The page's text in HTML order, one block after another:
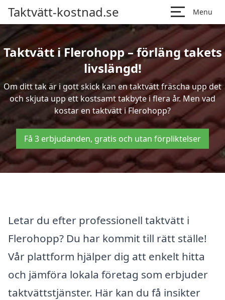
Taktvätt-kostnad.se Menu
Taktvätt i Flerohopp – förläng takets
livslängd!
Om ditt tak är i gott skick kan en taktvätt fräscha upp det
och skjuta upp ett kostsamt takbyte i flera år. Men vad
kostar en taktvätt i Flerohopp?
Få 3 erbjudanden, gratis och utan förpliktelser
Letar du efter professionell taktvätt i
Flerohopp? Du har kommit till rätt ställe!
Vår plattform hjälper dig att enkelt hitta
och jämföra lokala företag som erbjuder
taktvättstjänster. Här kan du få insikter